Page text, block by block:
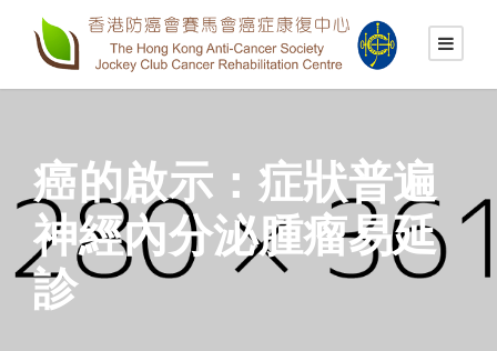
癌的啟示：症狀普遍
神經內分泌腫瘤易延
診